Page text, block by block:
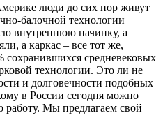
люди до сих пор живут
балочной технологии
внутреннюю начинку, а
а каркас – все тот же,
средневековых
технологии. Это ли не
и долговечности подобных
в России сегодня можно
работу. Мы предлагаем свой